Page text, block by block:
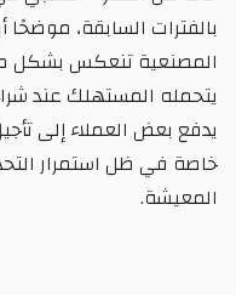
بالفترات السابقة،
المصنعية تنعكس بشكل
يتحمله المستهلك عند
يدفع بعض العملاء إلى
خاصة في ظل استمرار
المعيشة.